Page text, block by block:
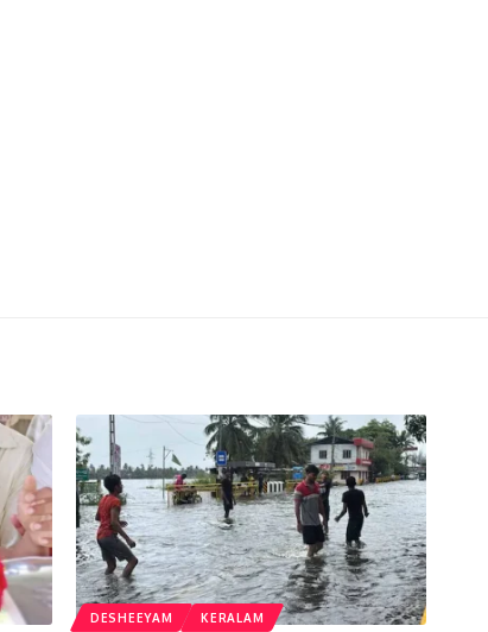
DESHEEYAM KERALAM